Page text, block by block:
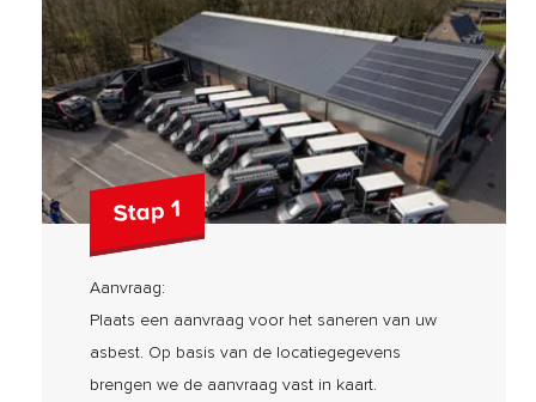
Stap 1
Aanvraag:
Plaats een aanvraag voor het saneren van uw
asbest. Op basis van de locatiegegevens
brengen we de aanvraag vast in kaart.